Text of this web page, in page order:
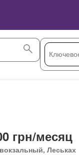
грн/месяц
Леськах